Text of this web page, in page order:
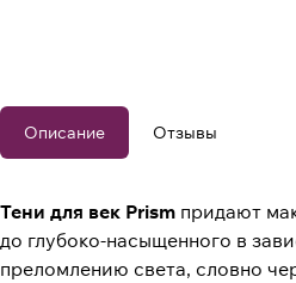
Описание Отзывы
Тени для век Prism придают
до глубоко-насыщенного в
преломлению света, словно